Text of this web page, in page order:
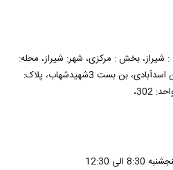
شیراز، بخش : مرکزی، شهر: شیراز، محله:
مشیر فاطمی، خیابان سیدجمال الدین اسدآبادی، بن بست 3شهیدشهاب، پلاک: